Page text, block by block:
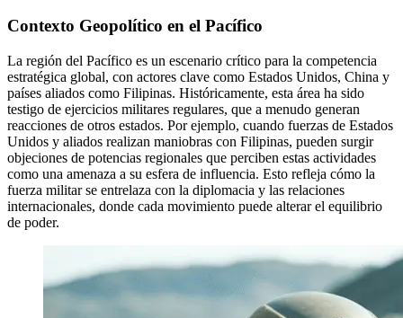
Contexto Geopolítico en el Pacífico
La región del Pacífico es un escenario crítico para la competencia
estratégica global, con actores clave como Estados Unidos, China y
países aliados como Filipinas. Históricamente, esta área ha sido
testigo de ejercicios militares regulares, que a menudo generan
reacciones de otros estados. Por ejemplo, cuando fuerzas de Estados
Unidos y aliados realizan maniobras con Filipinas, pueden surgir
objeciones de potencias regionales que perciben estas actividades
como una amenaza a su esfera de influencia. Esto refleja cómo la
fuerza militar se entrelaza con la diplomacia y las relaciones
internacionales, donde cada movimiento puede alterar el equilibrio
de poder.